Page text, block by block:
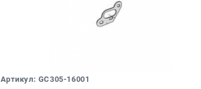
Артикул: GC305-16001